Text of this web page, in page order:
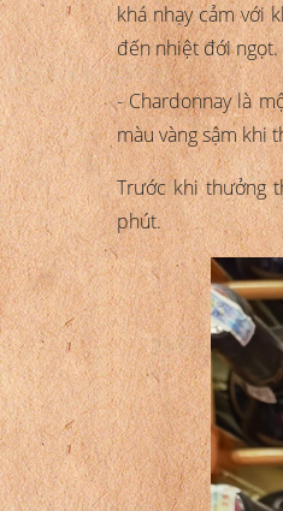
khá nhạy cảm với
đến nhiệt đới ngọt.
- Chardonnay là
màu vàng sậm khi
Trước khi thưởng
phút.